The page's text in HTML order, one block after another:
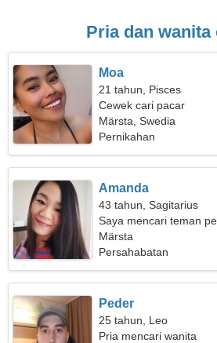
Pria dan wanita
Moa
21 tahun, Pisces
Cewek cari pacar
Märsta, Swedia
Pernikahan
Amanda
43 tahun, Sagitarius
Saya mencari teman
Märsta
Persahabatan
Peder
25 tahun, Leo
Pria mencari wanita